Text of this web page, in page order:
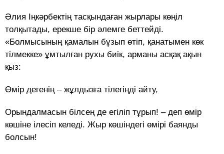
Әлия Іңкәрбектің тасқындаған жырлары көңіл
толқытады, ерекше бір әлемге беттейді.
«Болмысының қамалын бұзып өтіп, қанатымен көк
тілмекке» ұмтылған рухы биік, арманы асқақ ақын
қыз:
Өмір дегенің – жұлдызға тілегіңді айту,
Орындалмасын білсең де егіліп тұрып! – деп өмір
көшіне ілесіп келеді. Жыр көшіндегі өмірі баянды
болсын!